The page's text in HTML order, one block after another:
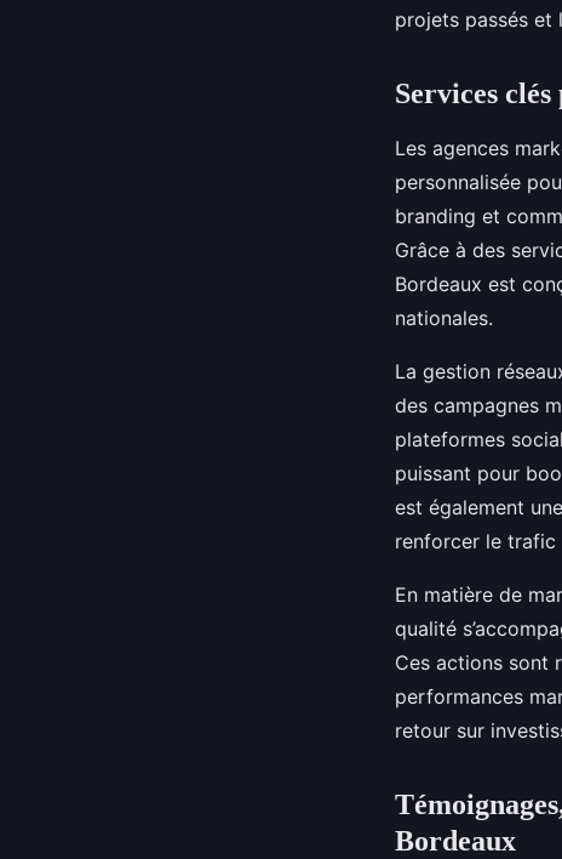
projets passés et
Services
Les agences
personnalisée
branding et
Grâce à des
Bordeaux est
nationales.
La gestion
des campagnes
plateformes
puissant pour
est également
renforcer le trafic
En matière de
qualité
Ces actions sont
performances
retour sur
Bordeaux